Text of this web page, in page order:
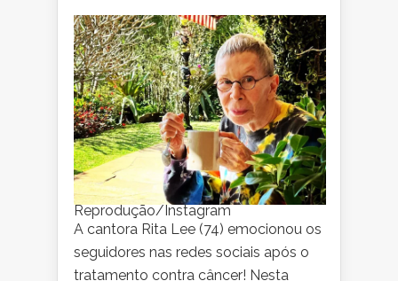
Reprodução/Instagram
A cantora Rita Lee (74) emocionou os
seguidores nas redes sociais após o
tratamento contra câncer! Nesta